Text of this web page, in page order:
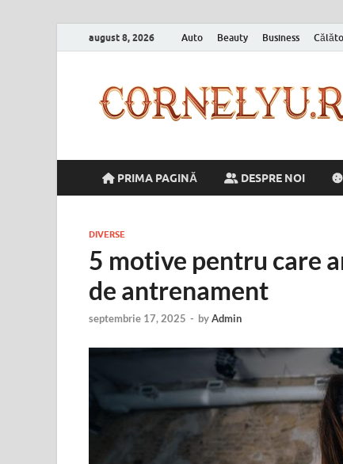
august 8, 2026 Auto Beauty Business
PRIMA PAGINĂ DESPRE NOI
DIVERSE
5 motive pentru care
de antrenament
septembrie 17, 2025 - byAdmin